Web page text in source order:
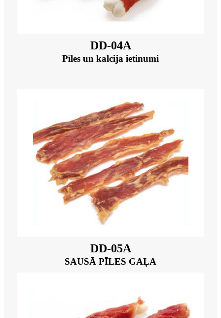
DD-04A
Pīles un kalcija ietinumi
DD-05A
SAUSĀ PĪLES GAĻA